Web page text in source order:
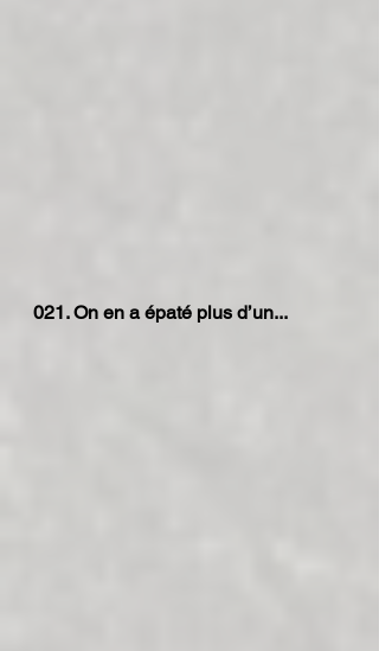
021. On en a épaté plus d’un...